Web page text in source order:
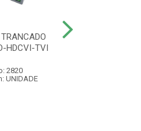
HDCVI-TVI
2820
UNIDADE